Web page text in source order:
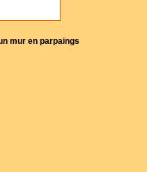
mur en parpaings